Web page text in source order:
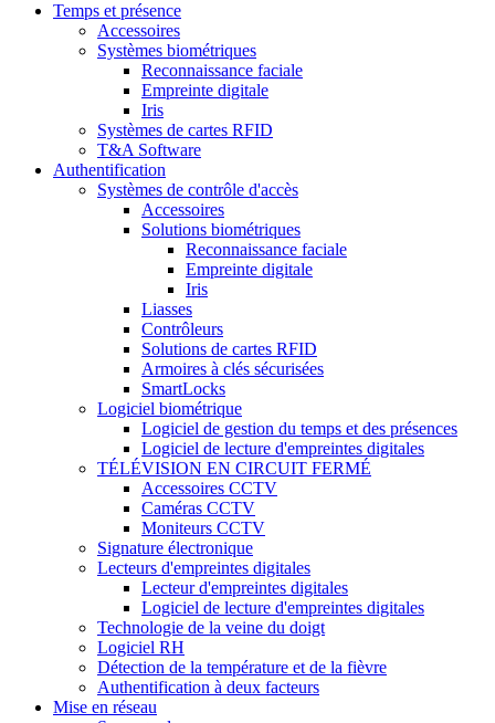
Temps et présence
Accessoires
Systèmes biométriques
Reconnaissance faciale
Empreinte digitale
Iris
Systèmes de cartes RFID
T&A Software
Authentification
Systèmes de contrôle d'accès
Accessoires
Solutions biométriques
Reconnaissance faciale
Empreinte digitale
Iris
Liasses
Contrôleurs
Solutions de cartes RFID
Armoires à clés sécurisées
SmartLocks
Logiciel biométrique
Logiciel de gestion du temps et des présences
Logiciel de lecture d'empreintes digitales
TÉLÉVISION EN CIRCUIT FERMÉ
Accessoires CCTV
Caméras CCTV
Moniteurs CCTV
Signature électronique
Lecteurs d'empreintes digitales
Lecteur d'empreintes digitales
Logiciel de lecture d'empreintes digitales
Technologie de la veine du doigt
Logiciel RH
Détection de la température et de la fièvre
Authentification à deux facteurs
Mise en réseau